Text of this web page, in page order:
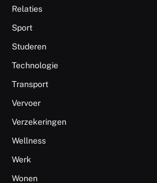
Relaties
Sport
Studeren
Technologie
Transport
Vervoer
Verzekeringen
Wellness
Werk
Wonen